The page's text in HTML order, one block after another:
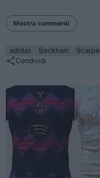
Mostra commenti
adidas Beckham Scarpe
Condividi